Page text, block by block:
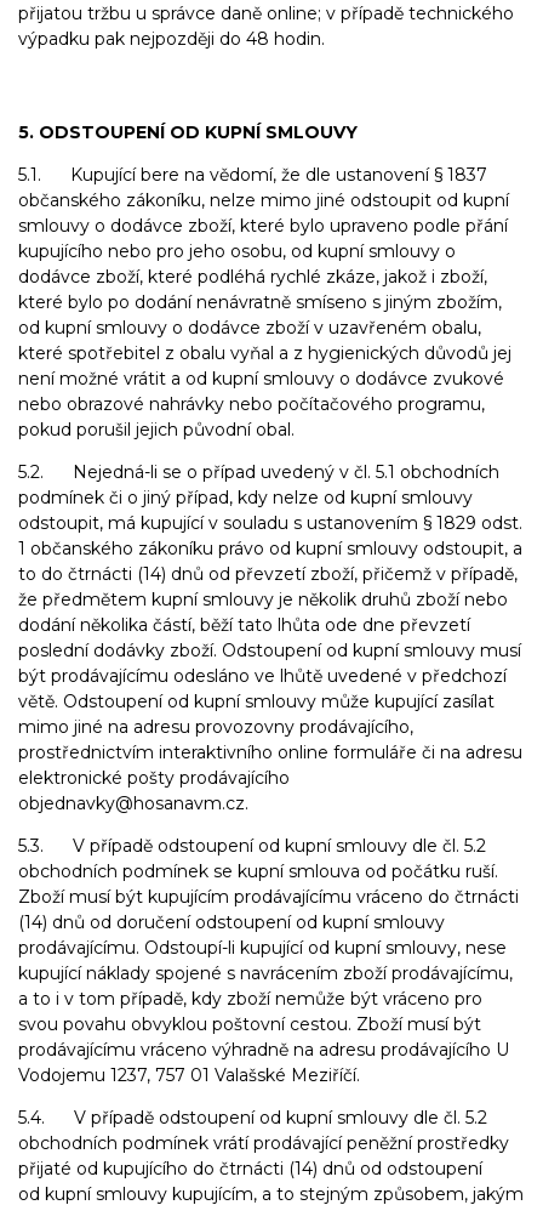
přijatou tržbu u správce daně online; v případě technického
výpadku pak nejpozději do 48 hodin.
5. ODSTOUPENÍ OD KUPNÍ SMLOUVY
5.1. Kupující bere na vědomí, že dle ustanovení § 1837
občanského zákoníku, nelze mimo jiné odstoupit od kupní
smlouvy o dodávce zboží, které bylo upraveno podle přání
kupujícího nebo pro jeho osobu, od kupní smlouvy o
dodávce zboží, které podléhá rychlé zkáze, jakož i zboží,
které bylo po dodání nenávratně smíseno s jiným zbožím,
od kupní smlouvy o dodávce zboží v uzavřeném obalu,
které spotřebitel z obalu vyňal a z hygienických důvodů jej
není možné vrátit a od kupní smlouvy o dodávce zvukové
nebo obrazové nahrávky nebo počítačového programu,
pokud porušil jejich původní obal.
5.2. Nejedná-li se o případ uvedený v čl. 5.1 obchodních
podmínek či o jiný případ, kdy nelze od kupní smlouvy
odstoupit, má kupující v souladu s ustanovením § 1829 odst.
1 občanského zákoníku právo od kupní smlouvy odstoupit, a
to do čtrnácti (14) dnů od převzetí zboží, přičemž v případě,
že předmětem kupní smlouvy je několik druhů zboží nebo
dodání několika částí, běží tato lhůta ode dne převzetí
poslední dodávky zboží. Odstoupení od kupní smlouvy musí
být prodávajícímu odesláno ve lhůtě uvedené v předchozí
větě. Odstoupení od kupní smlouvy může kupující zasílat
mimo jiné na adresu provozovny prodávajícího,
prostřednictvím interaktivního online formuláře či na adresu
elektronické pošty prodávajícího
objednavky@hosanavm.cz.
5.3. V případě odstoupení od kupní smlouvy dle čl. 5.2
obchodních podmínek se kupní smlouva od počátku ruší.
Zboží musí být kupujícím prodávajícímu vráceno do čtrnácti
(14) dnů od doručení odstoupení od kupní smlouvy
prodávajícímu. Odstoupí-li kupující od kupní smlouvy, nese
kupující náklady spojené s navrácením zboží prodávajícímu,
a to i v tom případě, kdy zboží nemůže být vráceno pro
svou povahu obvyklou poštovní cestou. Zboží musí být
prodávajícímu vráceno výhradně na adresu prodávajícího U
Vodojemu 1237, 757 01 Valašské Meziříčí.
5.4. V případě odstoupení od kupní smlouvy dle čl. 5.2
obchodních podmínek vrátí prodávající peněžní prostředky
přijaté od kupujícího do čtrnácti (14) dnů od odstoupení
od kupní smlouvy kupujícím, a to stejným způsobem, jakým